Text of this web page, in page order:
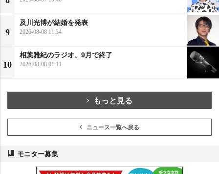
9
及川光博が結婚を発表
2026-08-08 11:34
10
相葉雅紀のラジオ、9月で終了
2026-08-08 01:11
もっと見る
ニュース一覧へ戻る
モニター募集